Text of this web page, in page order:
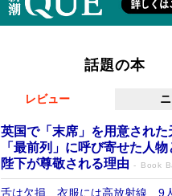
話題の本
レビュー
英国で「末席」を用意された
「最前列」に呼び寄せた人
陛下が尊敬される理由
Book
舌は欠損、衣服には高放射線…9